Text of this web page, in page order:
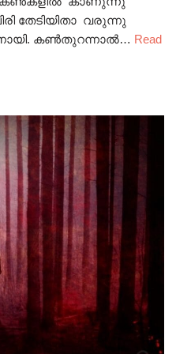
തേടിയിതാ വരുന്നു
കൺതുറന്നാൽ… Read